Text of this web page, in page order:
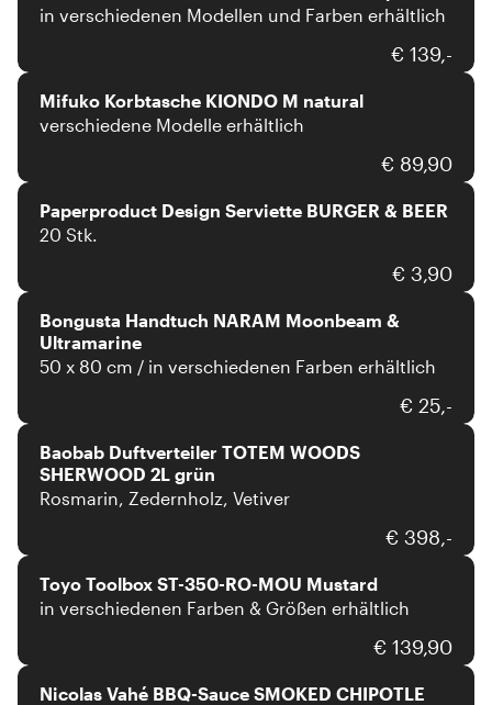
in verschiedenen Modellen und Farben erhältlich
€ 139,-
Mifuko
Mifuko Korbtasche KIONDO M natural
verschiedene Modelle erhältlich
€ 89,90
Paperproducts Design
Paperproduct Design Serviette BURGER & BEER
20 Stk.
€ 3,90
Bongusta
Bongusta Handtuch NARAM Moonbeam &
Ultramarine
50 x 80 cm / in verschiedenen Farben erhältlich
€ 25,-
Baobab
Baobab Duftverteiler TOTEM WOODS
SHERWOOD 2L grün
Rosmarin, Zedernholz, Vetiver
€ 398,-
TOYO STEEL
Toyo Toolbox ST-350-RO-MOU Mustard
in verschiedenen Farben & Größen erhältlich
€ 139,90
Nicolas Vahé
Nicolas Vahé BBQ-Sauce SMOKED CHIPOTLE